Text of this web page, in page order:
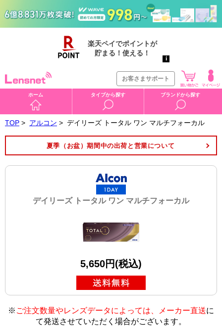
お客さまサポート
ホーム タイプから探す ブランドから探す
TOP > アルコン > デイリーズ トータル ワン マルチフォーカル
夏季（お盆）期間中の出荷と営業について
デイリーズ トータル ワン マルチフォーカル
5,650円(税込)
※ ご注文数量やレンズデータによっては、メーカー直送に
て発送させていただく場合がございます。